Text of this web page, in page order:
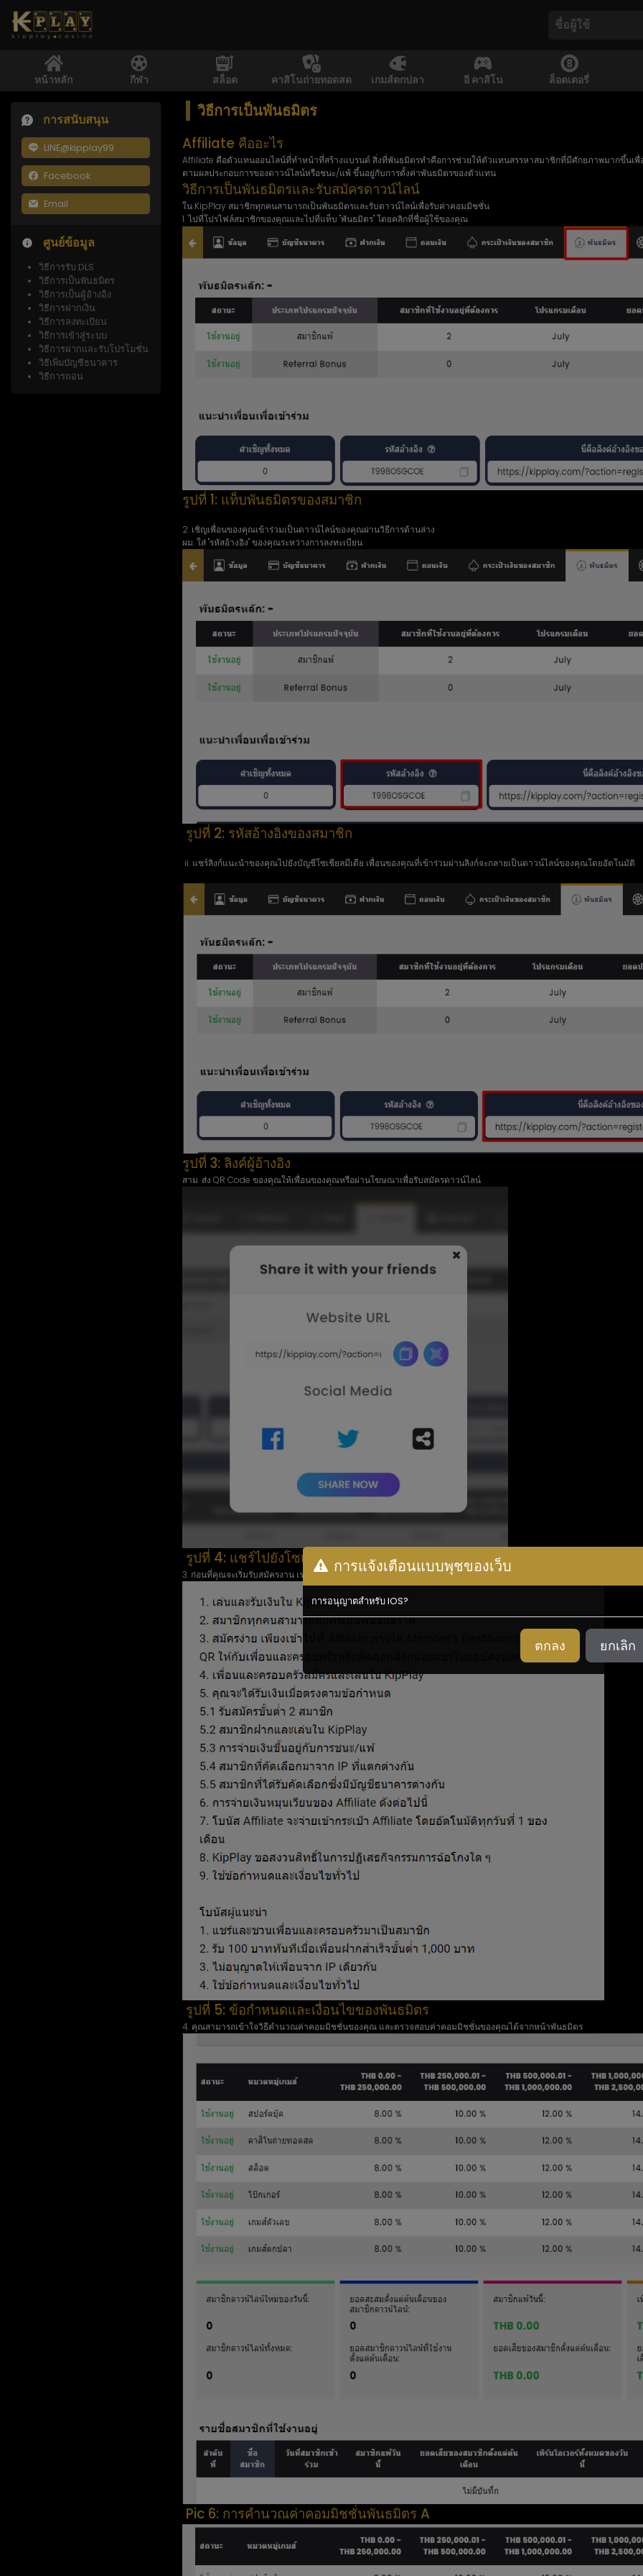
หน้าหลัก กีฬา สล็อต คาสิโนถ่ายทอดสด เกมส์ตกปลา อี คาสิโน ล็อตเตอรี่
การสนับสนุน
LINE@kipplay99
Facebook
Email
ศูนย์ข้อมูล
วิธีการรับ DLS
วิธีการเป็นพันธมิตร
วิธีการเป็นผู้อ้างอิง
วิธีการฝากเงิน
วิธีการลงทะเบียน
วิธีการเข้าสู่ระบบ
วิธีการฝากและรับโปรโมชั่น
วิธีเพิ่มบัญชีธนาคาร
วิธีการถอน
วิธีการเป็นพันธมิตร
Affiliate คืออะไร
Affiliate คือตัวแทนออนไลน์ที่ทำหน้าที่สร้างแบรนด์ สิ่งที่พันธมิตรทำคือการช่วยให้ตัวแทนสรรหาสมาชิกที่มีศักยภาพมากขึ้นเ
ตามผลประกอบการของดาวน์ไลน์หรือชนะ/แพ้ ขึ้นอยู่กับการตั้งค่าพันธมิตรของตัวแทน
วิธีการเป็นพันธมิตรและรับสมัครดาวน์ไลน์
ใน KipPlay สมาชิกทุกคนสามารถเป็นพันธมิตรและรับดาวน์ไลน์เพื่อรับค่าคอมมิชชั่น
1. ไปที่โปรไฟล์สมาชิกของคุณและไปที่แท็บ "พันธมิตร" โดยคลิกที่ชื่อผู้ใช้ของคุณ
รูปที่ 1: แท็บพันธมิตรของสมาชิก
2. เชิญเพื่อนของคุณเข้าร่วมเป็นดาวน์ไลน์ของคุณผ่านวิธีการด้านล่าง
ผม. ใส่ "รหัสอ้างอิง" ของคุณระหว่างการลงทะเบียน
รูปที่ 2: รหัสอ้างอิงของสมาชิก
ii. แชร์ลิงก์แนะนำของคุณไปยังบัญชีโซเชียลมีเดีย เพื่อนของคุณที่เข้าร่วมผ่านลิงก์จะกลายเป็นดาวน์ไลน์ของคุณโดยอัตโนมัติ
รูปที่ 3: ลิงค์ผู้อ้างอิง
สาม. ส่ง QR Code ของคุณให้เพื่อนของคุณหรือผ่านโฆษณาเพื่อรับสมัครดาวน์ไลน์
รูปที่ 4: แชร์ไปยังโซเชียลมีเดีย
3. ก่อนที่คุณจะเริ่มรับสมัครงาน เราขอแนะนำให้คุณทำความเข้าใจกฎเกณฑ์โดยอ่านข้อกำหนดและเงื่อนไขก่อน
รูปที่ 5: ข้อกำหนดและเงื่อนไขของพันธมิตร
4. คุณสามารถเข้าใจวิธีคำนวณค่าคอมมิชชั่นของคุณ และตรวจสอบค่าคอมมิชชั่นของคุณได้จากหน้าพันธมิตร
Pic 6: การคำนวณค่าคอมมิชชั่นพันธมิตร A
การแจ้งเตือนแบบพุชของเว็บ
การอนุญาตสำหรับ IOS?
ตกลง ยกเลิก